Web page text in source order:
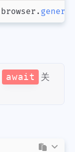
browser .
await
关